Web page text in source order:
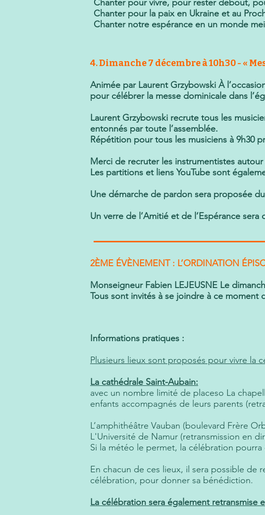
Chanter pour vivre, pour rester debout,
Chanter pour la paix en Ukraine et au
Chanter notre espérance en un monde
4. Dimanche 7 décembre à 10h30 - «
Animée par Laurent Grzybowski À
pour célébrer la messe dominicale dans
Laurent Grzybowski recrute tous les
entonnés par toute l’assemblée.
Répétition pour tous les musiciens à 9h30
Merci de recruter les instrumentistes
Les partitions et liens YouTube sont
Une démarche de pardon sera proposée
Un verre de l’Amitié et de l’Espérance sera
2ÈME ÉVÈNEMENT : L’ORDINATION
Monseigneur Fabien LEJEUSNE Le
Tous sont invités à se joindre à ce
Informations pratiques :
Plusieurs lieux sont proposés pour vivre la
La cathédrale Saint-Aubain:
avec un nombre limité de placeso La
enfants accompagnés de leurs parents
L’amphithéâtre Vauban (boulevard Frère
L'Université de Namur (retransmission en
Si la météo le permet, la célébration
En chacun de ces lieux, il sera possible de
célébration, pour donner sa bénédiction.
La célébration sera également retransmise